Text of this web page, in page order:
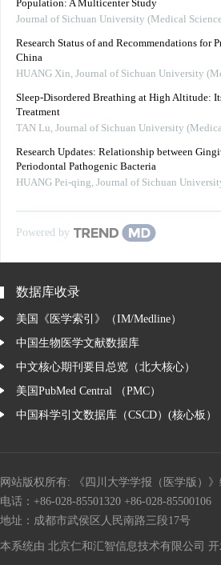
Population: A Multicenter Study
Journal of Sichuan University (Medical
Research Status of and Recommendations for
China
HUANG Xin, Journal of Sichuan University
Sleep-Disordered Breathing at High Altitude:
Treatment
TAN Lu, Journal of Sichuan University
Research Updates: Relationship between
Periodontal Pathogenic Bacteria
HUANG Pei-qing, Journal of Sichuan
Powered by
数据库收录
美国《医学索引》（IM/Medline）
中国生物医学文献数据库
中文核心期刊要目总览（北大核心）
美国PubMed Central （PMC）
中国科学引文数据库（CSCD）(核心板）
网站版权所有: 《四川大学学报（医学版）
电话：+86-028-85501320 +86-028-85500106
地址：成都市武侯区人民南路三段17号
本系统由 北京仁和汇智信息技术有限公司